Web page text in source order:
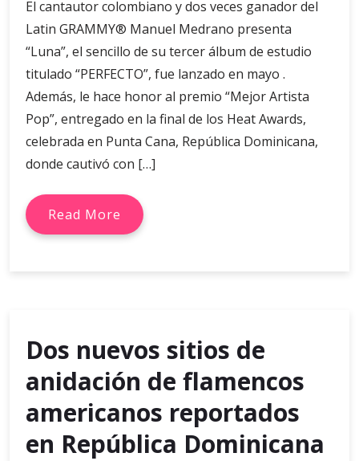
El cantautor colombiano y dos veces ganador del
Latin GRAMMY® Manuel Medrano presenta
“Luna”, el sencillo de su tercer álbum de estudio
titulado “PERFECTO”, fue lanzado en mayo .
Además, le hace honor al premio “Mejor Artista
Pop”, entregado en la final de los Heat Awards,
celebrada en Punta Cana, República Dominicana,
donde cautivó con […]
Read More
Dos nuevos sitios de
anidación de flamencos
americanos reportados
en República Dominicana